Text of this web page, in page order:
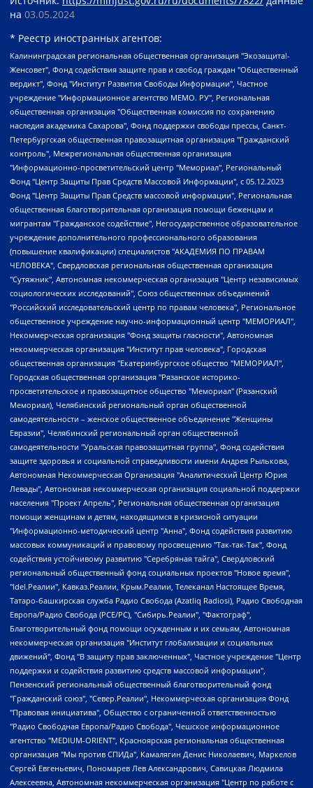
на 03.05.2024
* Реестр иностранных агентов:
Калининградская региональная общественная организация "Экозащита!-Женсовет", Фонд содействия защите прав и свобод граждан "Общественный вердикт", Фонд "Институт Развития Свободы Информации", Частное учреждение "Информационное агентство МЕМО. РУ", Региональная общественная организация "Общественная комиссия по сохранению наследия академика Сахарова", Фонд поддержки свободы прессы, Санкт-Петербургская общественная правозащитная организация "Гражданский контроль", Межрегиональная общественная организация "Информационно-просветительский центр "Мемориал", Региональный Фонд "Центр Защиты Прав Средств Массовой Информации", с 05.12.2023 Фонд "Центр Защиты Прав Средств массовой информации", Региональная общественная благотворительная организация помощи беженцам и мигрантам "Гражданское содействие", Негосударственное образовательное учреждение дополнительного профессионального образования (повышение квалификации) специалистов "АКАДЕМИЯ ПО ПРАВАМ ЧЕЛОВЕКА", Свердловская региональная общественная организация "Сутяжник", Автономная некоммерческая организация "Центр независимых социологических исследований", Союз общественных объединений "Российский исследовательский центр по правам человека", Региональное общественное учреждение научно-информационный центр "МЕМОРИАЛ", Некоммерческая организация "Фонд защиты гласности", Автономная некоммерческая организация "Институт прав человека", Городская общественная организация "Екатеринбургское общество "МЕМОРИАЛ", Городская общественная организация "Рязанское историко-просветительское и правозащитное общество "Мемориал" (Рязанский Мемориал), Челябинский региональный орган общественной самодеятельности – женское общественное объединение "Женщины Евразии", Челябинский региональный орган общественной самодеятельности "Уральская правозащитная группа", Фонд содействия защите здоровья и социальной справедливости имени Андрея Рылькова, Автономная Некоммерческая Организация "Аналитический Центр Юрия Левады", Автономная некоммерческая организация социальной поддержки населения "Проект Апрель", Региональная общественная организация помощи женщинам и детям, находящимся в кризисной ситуации "Информационно-методический центр "Анна", Фонд содействия развитию массовых коммуникаций и правовому просвещению "Так-так-Так", Фонд содействия устойчивому развитию "Серебряная тайга", Свердловский региональный общественный фонд социальных проектов "Новое время", "Idel.Реалии", Кавказ.Реалии, Крым.Реалии, Телеканал Настоящее Время, Татаро-башкирская служба Радио Свобода (Azatliq Radiosi), Радио Свободная Европа/Радио Свобода (PCE/PC), "Сибирь.Реалии", "Фактограф", Благотворительный фонд помощи осужденным и их семьям, Автономная некоммерческая организация "Институт глобализации и социальных движений", Фонд "В защиту прав заключенных", Частное учреждение "Центр поддержки и содействия развитию средств массовой информации", Пензенский региональный общественный благотворительный фонд "Гражданский союз", "Север.Реалии", Некоммерческая организация Фонд "Правовая инициатива", Общество с ограниченной ответственностью "Радио Свободная Европа/Радио Свобода", Чешское информационное агентство "MEDIUM-ORIENT", Красноярская региональная общественная организация "Мы против СПИДа", Камалягин Денис Николаевич, Маркелов Сергей Евгеньевич, Пономарев Лев Александрович, Савицкая Людмила Алексеевна, Автономная некоммерческая организация "Центр по работе с проблемой насилия "НАСИЛИЮ.НЕТ", Межрегиональный профессиональный союз работников здравоохранения "Альянс врачей", Юридическое лицо, зарегистрированное в Латвийской Республике, SIA "Medusa Project" (регистрационный номер 40103797863, дата регистрации 10.06.2014), Некоммерческая организация "Фонд по борьбе с коррупцией", Автономная некоммерческая организация "Институт права и публичной политики", Баданин Роман Сергеевич, Гликин Максим Александрович, Железнова Мария Михайловна, Лукьянова Юлия Сергеевна, Маетная Елизавета Витальевна, Маняхин Петр Борисович, Чуракова Ольга Владимировна, Ярош Юлия Петровна, Юридическое лицо "The Insider SIA", зарегистрированное в Риге, Латвийская Республика (дата регистрации 26.06.2015), являющееся администратором доменного имени интернет-издания "The Insider SIA", https://theins.ru, Постернак Алексей Евгеньевич, Рубин Михаил Аркадьевич, Анин Роман Александрович, Юридическое лицо Istories fonds, зарегистрированное в Латвийской Республике (регистрационный номер 50008295751, дата регистрации 24.02.2020), Великовский Дмитрий Александрович, Долинина Ирина Николаевна, Мароховская Алеся Алексеевна, Шлейнов Роман Юрьевич, Шмагун Олеся Валентиновна, Общество с ограниченной ответственностью "Альтаир 2021", Общество с ограниченной ответственностью "Вега 2021", Общество с ограниченной ответственностью "Главный редактор 2021", Общество с ограниченной ответственностью "Ромашки монолит", Важенков Артем Валерьевич, Ивановская областная общественная организация "Центр гендерных исследований", Гурман Юрий Альбертович, Медиапроект "ОВД-Инфо", Егоров Владимир Владимирович, Жилинский Владимир Александрович, Общество с ограниченной ответственностью "ЗП", Иванова София Юрьевна, Карезина Инна Павловна, Кильтау Екатерина Викторовна, Петров Алексей Викторович, Пискунов Сергей Евгеньевич, Смирнов Сергей Сергеевич, Тихонов Михаил Сергеевич, Общество с ограниченной ответственностью "ЖУРНАЛИСТ-ИНОСТРАННЫЙ АГЕНТ", Арапова Галина Юрьевна, Вольтская Татьяна Анатольевна, Американская компания "Mason G.E.S. Anonymous Foundation" (США), являющаяся владельцем интернет-издания https://mnews.world/, Компания "Stichting Bellingcat", зарегистрированная в Нидерландах (дата регистрации 11.07.2018), Захаров Андрей Вячеславович, Клепиковская Екатерина Дмитриевна, Общество с ограниченной ответственностью "МЕМО", Перл Роман Александрович, Симонов Евгений Алексеевич, Соловьева Елена Анатольевна, Сотников Даниил Владимирович, Сурначева Елизавета Дмитриевна, Автономная некоммерческая организация по защите прав человека и информированию населения "Якутия – Наше Мнение", Общество с ограниченной ответственностью "Москоу диджитал медиа", с 26.01.2023 Общество с ограниченной ответственностью "Чайка Белые сады", Ветошкина Валерия Валерьевна, Заговора Максим Александрович, Межрегиональное общественное движение "Российская ЛГБТ - сеть", Оленичев Максим Владимирович, Павлов Иван Юрьевич, Скворцова Елена Сергеевна, Общество с ограниченной ответственностью "Как бы инагент", Кочетков Игорь Викторович, Общество с ограниченной ответственностью "Честные выборы", Еланчик Олег Александрович, Общество с ограниченной ответственностью "Нобелевский призыв", Гималова Регина Эмилевна, Григорьев Андрей Валерьевич, Григорьева Алина Александровна, Ассоциация по содействию защите прав призывников, альтернативнослужащих и военнослужащих "Правозащитная группа "Гражданин.Армия.Право", Хисамова Регина Фаритовна, Автономная некоммерческая организация по реализации социально-правовых программ "Лилит", Дальневосточное общественное движение "Маяк", Санкт-Петербургская ЛГБТ-инициативная группа "Выход", Инициативная группа ЛГБТ+ "Реверс", Алексеев Андрей Викторович, Бекбулатова Таисия Львовна, Беляев Иван Михайлович, Владыкина Елена Сергеевна, Гельман Марат Александрович, Никульшина Вероника Юрьевна, Толоконникова Надежда Андреевна, Шендерович Виктор Анатольевич, Общество с ограниченной ответственностью "Данное сообщение", Общество с ограниченной ответственностью Издательский дом "Новая глава", Айнбиндер Александра Александровна, Московский комьюнити-центр для ЛГБТ+инициатив, Благотворительный фонд развития филантропии, Deutsche Welle (Германия, Kurt-Schumacher-Strasse 3, 53113 Bonn), Борзунова Мария Михайловна, Воробьев Виктор Викторович, Голубева Анна Львовна, Константинова Алла Михайловна, Малкова Ирина Владимировна, Мурадов Мурад Абдулгалимович, Осетинская Елизавета Николаевна, Понасенков Евгений Николаевич, Ганапольский Матвей Юрьевич, Киселев Евгений Алексеевич, Борухович Ирина Григорьевна, Дремин Иван Тимофеевич, Дубровский Дмитрий Викторович, Красноярская региональная общественная организация поддержки и развития альтернативных образовательных технологий и межкультурных коммуникаций "ИНТЕРРА", Маяковская Екатерина Алексеевна, Фейгин Марк Захарович, Филимонов Андрей Викторович, Дзугкоева Регина Николаевна, Доброхотов Роман Александрович, Дудь Юрий Александрович, Елкин Сергей Владимирович, Кругликов Кирилл Игоревич, Сабунаева Мария Леонидовна, Семенов Алексей Владимирович, Шаинян Карен Багратович, Шульман Екатерина Михайловна, Асафьев Артур Валерьевич, Вахштайн Виктор Семенович, Венедиктов Алексей Алексеевич, Лушникова Екатерина Евгеньевна, Волков Леонид Михайлович, Невзоров Александр Глебович, Пархоменко Сергей Борисович, Сироткин Ярослав Николаевич, Кара-Мурза Владимир Владимирович, Баранова Наталья Владимировна, Гозман Леонид Яковлевич, Кагарлицкий Борис Юльевич, Климарев Михаил Валерьевич, Милов Владимир Станиславович, Автономная некоммерческая организация Краснодарский центр современного искусства "Типография", Моргенштерн Алишер Тагирович, Соболь Любовь Эдуардовна, Общество с ограниченной ответственностью "ЛИЗА НОРМ", Каспаров Гарри Кимович, Ходорковский Михаил Борисович, Общество с ограниченной ответственностью "Апрельские тезисы", Данилович Ирина Брониславовна, Кашин Олег Владимирович, Петров Николай Владимирович, Пивоваров Алексей Владимирович, Соколов Михаил Владимирович, Цветкова Юлия Владимировна, Чичваркин Евгений Александрович, Комитет против пыток/Команда против пыток, Общество с ограниченной ответственностью "Первый научный", Общество с ограниченной ответственностью "Вертолет и ко", Белоцерковская Вероника Борисовна, Кац Максим Евгеньевич, Лазарева Татьяна Юрьевна, Шаведдинов Руслан Табризович, Яшин Илья Валерьевич, Общество с ограниченной ответственностью "Иноагент ААВ", Алешковский Дмитрий Петрович, Альбац Евгения Марковна, Быков Дмитрий Львович, Галямина Юлия Евгеньевна, Лойко Сергей Леонидович, Мартынов Кирилл Константинович, Медведев Сергей Александрович, Крашенинников Федор Геннадиевич, Гордеева Катерина Вл